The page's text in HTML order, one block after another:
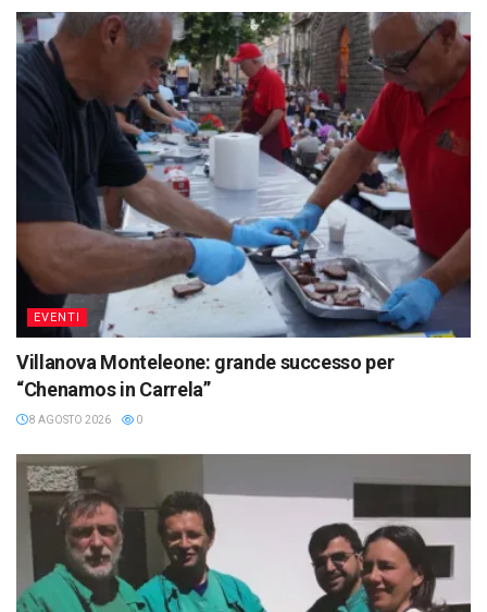
EVENTI
Villanova Monteleone: grande successo per
“Chenamos in Carrela”
8 AGOSTO 2026 0